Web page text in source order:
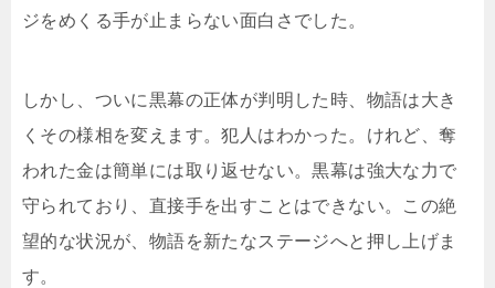
ジをめくる手が止まらない面白さでした。
しかし、ついに黒幕の正体が判明した時、物語は大き
くその様相を変えます。犯人はわかった。けれど、奪
われた金は簡単には取り返せない。黒幕は強大な力で
守られており、直接手を出すことはできない。この絶
望的な状況が、物語を新たなステージへと押し上げま
す。